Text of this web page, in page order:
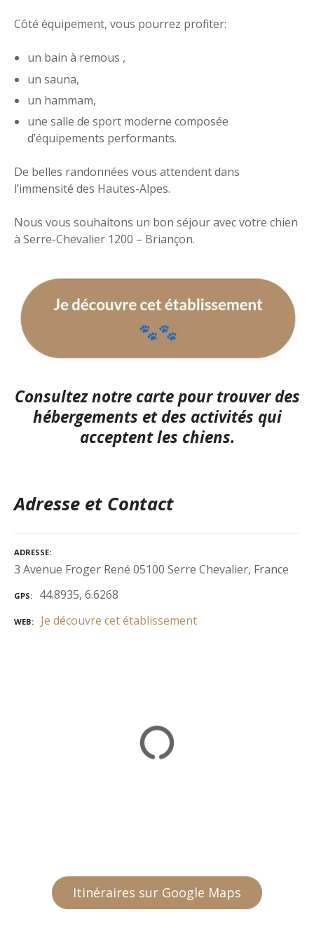
Côté équipement, vous pourrez profiter:
un bain à remous ,
un sauna,
un hammam,
une salle de sport moderne composée
d’équipements performants.
De belles randonnées vous attendent dans
l’immensité des Hautes-Alpes.
Nous vous souhaitons un bon séjour avec votre chien
à Serre-Chevalier 1200 – Briançon.
Consultez notre cartepour trouver des
hébergements et des activités qui
acceptent les chiens.
Adresse et Contact
ADRESSE
3 Avenue Froger René 05100 Serre Chevalier, France
GPS 44.8935, 6.6268
WEB Je découvre cet établissement
Itinéraires sur Google Maps